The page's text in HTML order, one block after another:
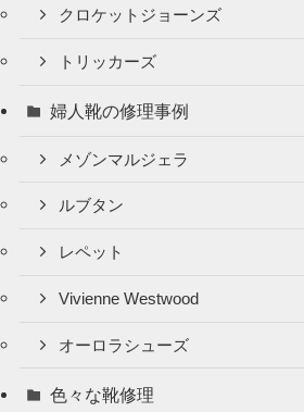
クロケットジョーンズ
トリッカーズ
婦人靴の修理事例
メゾンマルジェラ
ルブタン
レペット
Vivienne Westwood
オーロラシューズ
色々な靴修理